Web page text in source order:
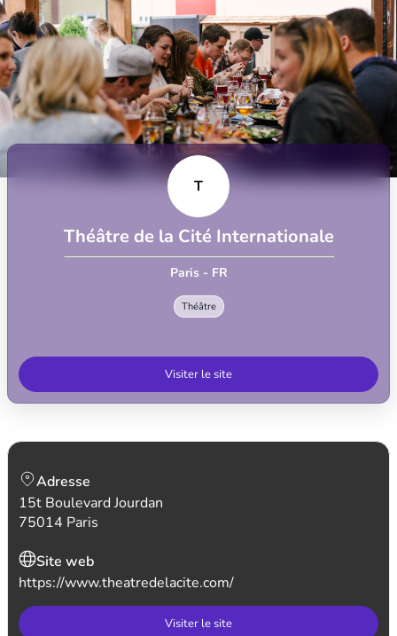
T
Théâtre de la Cité Internationale
Paris - FR
Théâtre
Visiter le site
Adresse
15t Boulevard Jourdan
75014 Paris
Site web
https://www.theatredelacite.com/
Visiter le site